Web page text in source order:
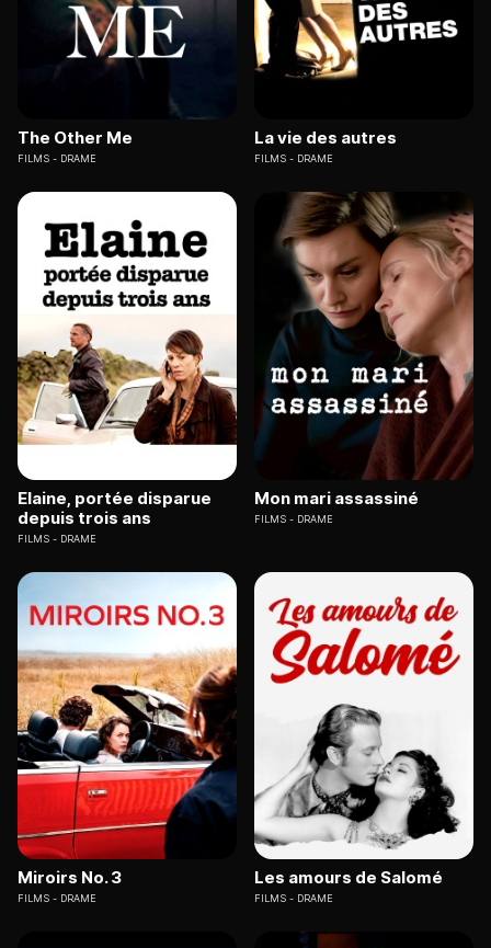
The Other Me
FILMS DRAME
La vie des autres
FILMS DRAME
Elaine, portée disparue
depuis trois ans
FILMS DRAME
Mon mari assassiné
FILMS DRAME
Miroirs No. 3
FILMS DRAME
Les amours de Salomé
FILMS DRAME